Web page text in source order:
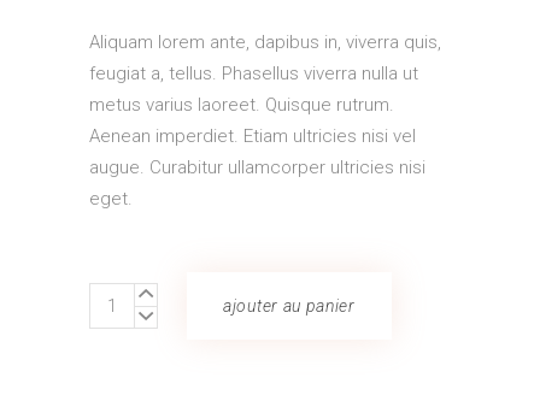
Aliquam lorem ante, dapibus in, viverra quis,
feugiat a, tellus. Phasellus viverra nulla ut
metus varius laoreet. Quisque rutrum.
Aenean imperdiet. Etiam ultricies nisi vel
augue. Curabitur ullamcorper ultricies nisi
eget.
Long
Dress
ajouter au panier